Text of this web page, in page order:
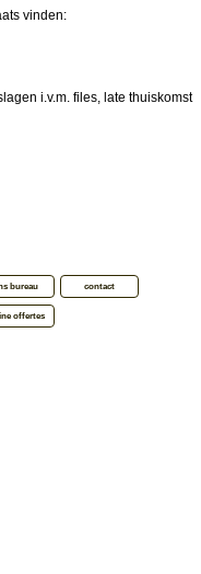
vinden:
i.v.m. files, late thuiskomst
bureau contact
offertes